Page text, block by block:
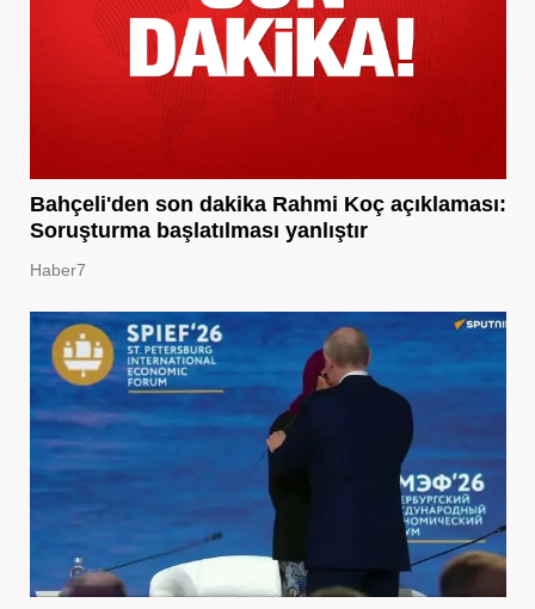
Bahçeli'den son dakika Rahmi Koç açıklaması:
Soruşturma başlatılması yanlıştır
Haber7